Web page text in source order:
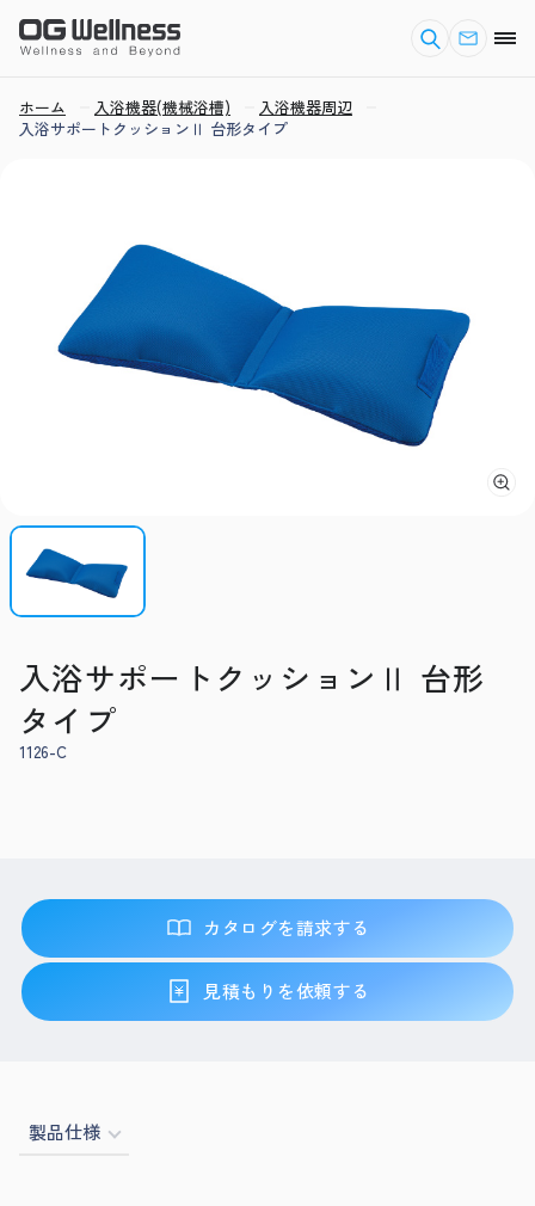
ホーム 入浴機器(機械浴槽)
入浴機器周辺
入浴サポートクッションⅡ 台形タイプ
入浴サポートクッションⅡ 台形
タイプ
1126-C
カタログを請求する
見積もりを依頼する
製品仕様